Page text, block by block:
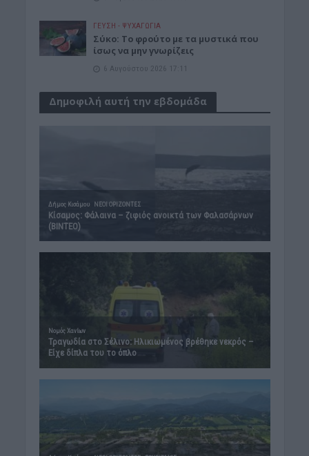
ΓΕΎΣΗ - ΨΥΧΑΓΩΓΊΑ
Σύκο: Το φρούτο με τα μυστικά που
ίσως να μην γνωρίζεις
6 Αυγούστου 2026 17:11
Δημοφιλή αυτή την εβδομάδα